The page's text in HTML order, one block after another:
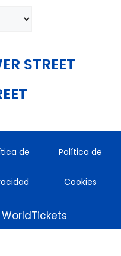
STREET
de Política de
Cookies